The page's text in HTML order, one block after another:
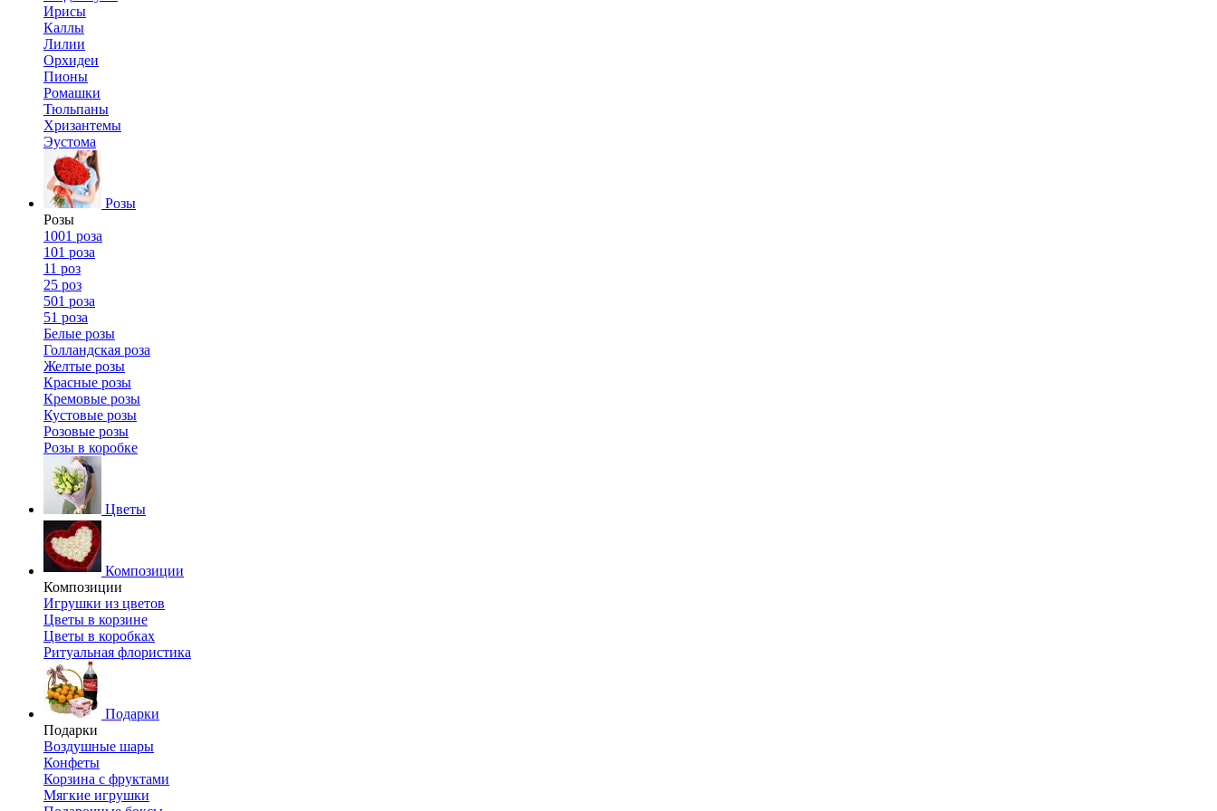
Ирисы
Каллы
Лилии
Орхидеи
Пионы
Ромашки
Тюльпаны
Хризантемы
Эустома
Розы
Розы
1001 роза
101 роза
11 роз
25 роз
501 роза
51 роза
Белые розы
Голландская роза
Желтые розы
Красные розы
Кремовые розы
Кустовые розы
Розовые розы
Розы в коробке
Цветы
Композиции
Композиции
Игрушки из цветов
Цветы в корзине
Цветы в коробках
Ритуальная флористика
Подарки
Подарки
Воздушные шары
Конфеты
Корзина с фруктами
Мягкие игрушки